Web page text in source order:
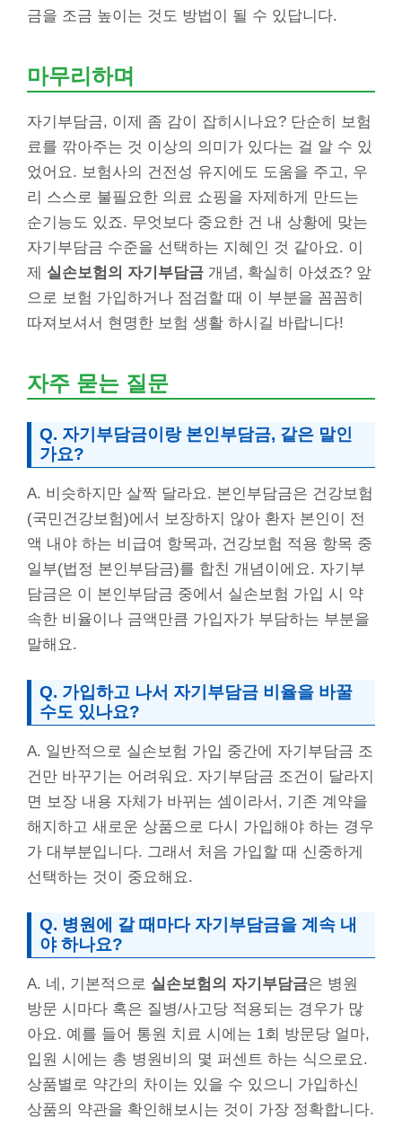
금을 조금 높이는 것도 방법이 될 수 있답니다.
마무리하며
자기부담금, 이제 좀 감이 잡히시나요? 단순히 보험
료를 깎아주는 것 이상의 의미가 있다는 걸 알 수 있
었어요. 보험사의 건전성 유지에도 도움을 주고, 우
리 스스로 불필요한 의료 쇼핑을 자제하게 만드는
순기능도 있죠. 무엇보다 중요한 건 내 상황에 맞는
자기부담금 수준을 선택하는 지혜인 것 같아요. 이
제 실손보험의 자기부담금 개념, 확실히 아셨죠? 앞
으로 보험 가입하거나 점검할 때 이 부분을 꼼꼼히
따져보셔서 현명한 보험 생활 하시길 바랍니다!
자주 묻는 질문
Q. 자기부담금이랑 본인부담금, 같은 말인
가요?
A. 비슷하지만 살짝 달라요. 본인부담금은 건강보험
(국민건강보험)에서 보장하지 않아 환자 본인이 전
액 내야 하는 비급여 항목과, 건강보험 적용 항목 중
일부(법정 본인부담금)를 합친 개념이에요. 자기부
담금은 이 본인부담금 중에서 실손보험 가입 시 약
속한 비율이나 금액만큼 가입자가 부담하는 부분을
말해요.
Q. 가입하고 나서 자기부담금 비율을 바꿀
수도 있나요?
A. 일반적으로 실손보험 가입 중간에 자기부담금 조
건만 바꾸기는 어려워요. 자기부담금 조건이 달라지
면 보장 내용 자체가 바뀌는 셈이라서, 기존 계약을
해지하고 새로운 상품으로 다시 가입해야 하는 경우
가 대부분입니다. 그래서 처음 가입할 때 신중하게
선택하는 것이 중요해요.
Q. 병원에 갈 때마다 자기부담금을 계속 내
야 하나요?
A. 네, 기본적으로 실손보험의 자기부담금은 병원
방문 시마다 혹은 질병/사고당 적용되는 경우가 많
아요. 예를 들어 통원 치료 시에는 1회 방문당 얼마,
입원 시에는 총 병원비의 몇 퍼센트 하는 식으로요.
상품별로 약간의 차이는 있을 수 있으니 가입하신
상품의 약관을 확인해보시는 것이 가장 정확합니다.